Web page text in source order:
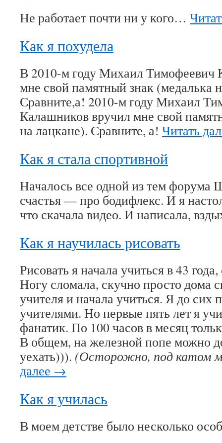
Не работает почти ни у кого…
Как я похудела
В 2010-м году Михаил Тимофеевич
мне свой памятный знак (медалька
Сравните,а! 2010-м году Михаил
Калашников вручил мне свой
на лацкане). Сравните, а! Читать
Как я стала спортивной
Началось все одной из тем форума
счастья — про бодифлекс. И я
что скачала видео. И написала,
Как я научилась рисовать
Рисовать я начала учиться в 43
Ногу сломала, скучно просто дома
учителя и начала учиться. Я до сих
учителями. Но первые пять лет я
фанатик. По 100 часов в месяц
В общем, на железной попе можно
уехать))). (Осторожно, под катом
далее →
Как я училась
В моем детстве было несколько